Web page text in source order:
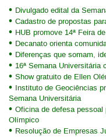
Divulgado edital da
Cadastro de propostas
HUB promove 14ª Feira
Decanato orienta
Diferenças que somam,
16ª Semana Universitária
Show gratuito de Ellen
Instituto de Geociências
Semana Universitária
Oficina de defesa pessoal
Olímpico
Resolução de Empresas